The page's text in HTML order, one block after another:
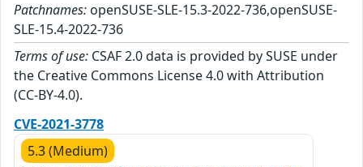
Patchnames: openSUSE-SLE-15.3-2022-736,openSUSE-
SLE-15.4-2022-736
Terms of use: CSAF 2.0 data is provided by SUSE under
the Creative Commons License 4.0 with Attribution
(CC-BY-4.0).
CVE-2021-3778
5.3 (Medium)